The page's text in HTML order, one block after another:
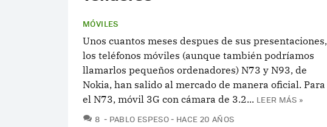
MÓVILES
Unos cuantos meses despues de sus presentaciones,
los teléfonos móviles (aunque también podríamos
llamarlos pequeños ordenadores) N73 y N93, de
Nokia, han salido al mercado de manera oficial. Para
el N73, móvil 3G con cámara de 3.2... LEER MÁS »
8 COMENTARIOS
PABLO ESPESO HACE 20 AÑOS